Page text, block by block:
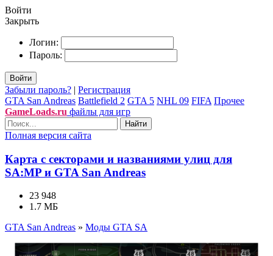
Войти
Закрыть
Логин:
Пароль:
Войти
Забыли пароль? | Регистрация
GTA San Andreas Battlefield 2 GTA 5 NHL 09 FIFA Прочее
GameLoads.ru файлы для игр
Найти
Полная версия сайта
Карта с секторами и названиями улиц для
SA:MP и GTA San Andreas
23 948
1.7 МБ
GTA San Andreas » Моды GTA SA